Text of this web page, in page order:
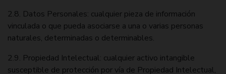
2.8. Datos Personales: cualquier pieza de información
vinculada o que pueda asociarse a una o varias personas
naturales, determinadas o determinables.
2.9. Propiedad Intelectual: cualquier activo intangible
susceptible de protección por vía de Propiedad Intelectual,